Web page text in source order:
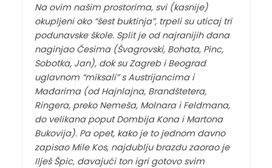
Na ovim našim prostorima, svi (kasnije)
okupljeni oko “šest buktinja”, trpeli su uticaj tri
podunavske škole. Split je od najranijih dana
naginjao Česima (Švagrovski, Bohata, Pinc,
Sobotka, Jan), dok su Zagreb i Beograd
uglavnom “miksali” s Austrijancima i
Mađarima (od Hajnlajna, Brandštetera,
Ringera, preko Nemeša, Molnara i Feldmana,
do velikana poput Dombija Kona i Martona
Bukovija). Pa opet, kako je to jednom davno
zapisao Mile Kos, najdublju brazdu zaorao je
Ilješ Špic, davajući ton igri gotovo svim